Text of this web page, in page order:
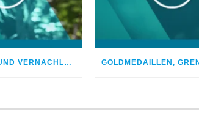
MISSHANDELT UND VERNACHLÄSSIGT – DOCH GOTT HEILTE MEINE WUNDEN